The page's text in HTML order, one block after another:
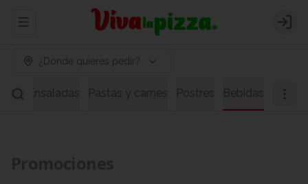
Abrir menu de navegación
¿Dónde quieres pedir?
Ensaladas Pastas y carnes Postres Bebidas